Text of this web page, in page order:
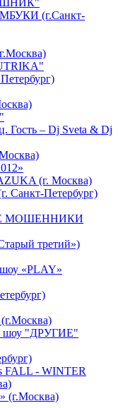
(г.Санкт-
Гость – Dj Sveta & Dj
(г. Москва)
Санкт-Петербург)
МОШЕННИКИ
третий»)
шоу «PLAY»
шоу "ДРУГИЕ"
FALL - WINTER
(г.Москва)